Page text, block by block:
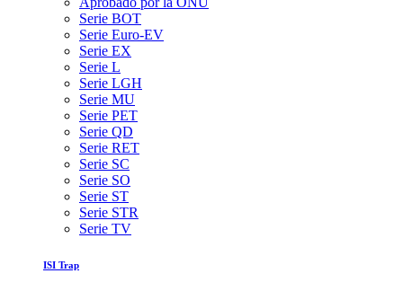
Serie BOT
Serie Euro-EV
Serie EX
Serie L
Serie LGH
Serie MU
Serie PET
Serie QD
Serie RET
Serie SC
Serie SO
Serie ST
Serie STR
Serie TV
ISI Trap